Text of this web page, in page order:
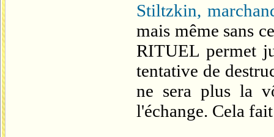
Stiltzkin,
mais même sans
RITUEL permet
tentative de
ne sera plus la
l'échange. Cela